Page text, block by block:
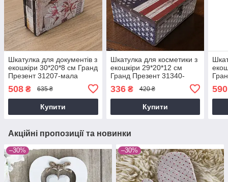
Шкатулка для документів з
екошкіри 30*20*8 см Гранд
Презент 31207-мала
508 ₴ 635 ₴
Купити
Шкатулка для косметики з
екошкіри 29*20*12 см
Гранд Презент 31340-
336₴ 420 ₴
Купити
590
Акційні пропозиції та новинки
–30% –30%